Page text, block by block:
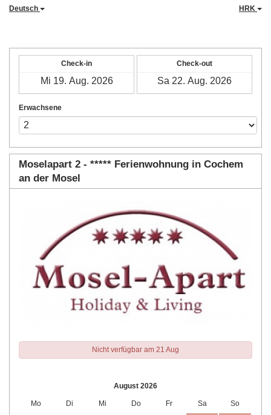
Deutsch HRK
Check-in Check-out
Erwachsene
Moselapart 2 - ***** Ferienwohnung in Cochem
an der Mosel
Nicht verfügbar am 21 Aug
August 2026
Mo Di Mi Do Fr Sa So